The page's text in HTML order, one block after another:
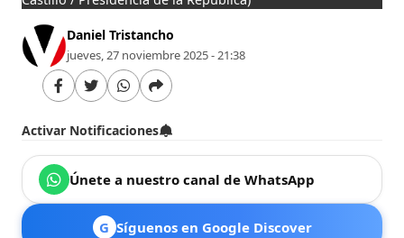
Daniel Tristancho
jueves, 27 noviembre 2025 - 21:38
Activar Notificaciones
Únete a nuestro canal de WhatsApp
G Síguenos en Google Discover